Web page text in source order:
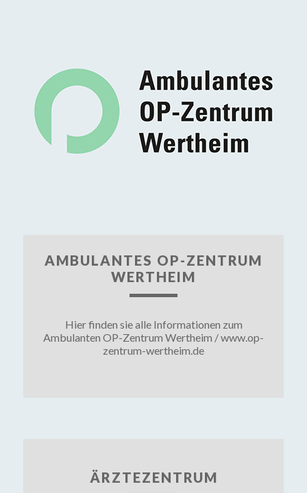
AMBULANTES OP-ZENTRUM
WERTHEIM
Hier finden sie alle Informationen zum
Ambulanten OP-Zentrum Wertheim / www.op-
zentrum-wertheim.de
ÄRZTEZENTRUM